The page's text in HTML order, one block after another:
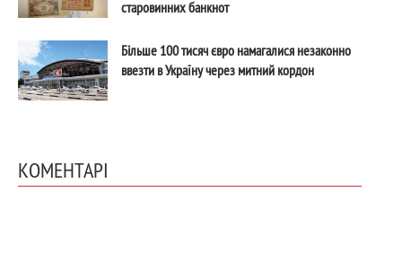
старовинних банкнот
Більше 100 тисяч євро намагалися незаконно
ввезти в Україну через митний кордон
КОМЕНТАРІ